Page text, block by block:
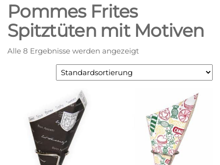
Pommes Frites
Spitztüten mit Motiven
Alle 8 Ergebnisse werden angezeigt